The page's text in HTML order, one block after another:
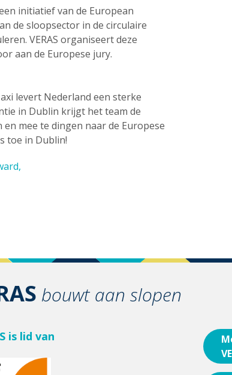
initiatief van de European
de sloopsector in de circulaire
VERAS organiseert deze
aan de Europese jury.
levert Nederland een sterke
in Dublin krijgt het team de
mee te dingen naar de Europese
toe in Dublin!
bouwt aan slopen
is lid van